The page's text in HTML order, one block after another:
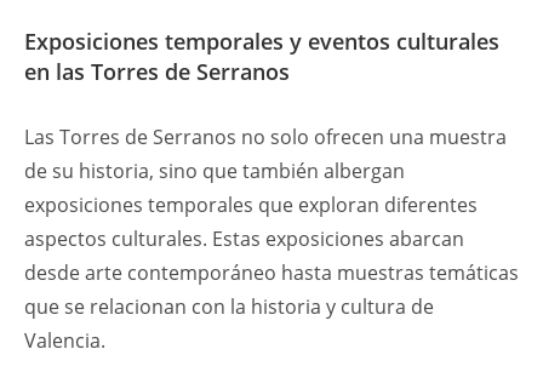
Exposiciones temporales y eventos culturales
en las Torres de Serranos
Las Torres de Serranos no solo ofrecen una muestra
de su historia, sino que también albergan
exposiciones temporales que exploran diferentes
aspectos culturales. Estas exposiciones abarcan
desde arte contemporáneo hasta muestras temáticas
que se relacionan con la historia y cultura de
Valencia.